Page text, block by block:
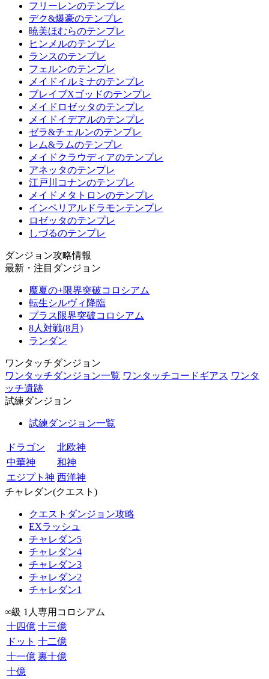
フリーレンのテンプレ
デク&爆豪のテンプレ
暁美ほむらのテンプレ
ヒンメルのテンプレ
ランスのテンプレ
フェルンのテンプレ
メイドイルミナのテンプレ
ブレイブXゴッドのテンプレ
メイドロゼッタのテンプレ
メイドイデアルのテンプレ
ゼラ&チェルンのテンプレ
レム&ラムのテンプレ
メイドクラウディアのテンプレ
アネッタのテンプレ
江戸川コナンのテンプレ
メイドメタトロンのテンプレ
インペリアルドラモンテンプレ
ロゼッタのテンプレ
しづるのテンプレ
ダンジョン攻略情報
最新・注目ダンジョン
魔夏の+限界突破コロシアム
転生シルヴィ降臨
プラス限界突破コロシアム
8人対戦(8月)
ランダン
ワンタッチダンジョン
ワンタッチダンジョン一覧 ワンタッチコードギアス ワンタ
ッチ遺跡
試練ダンジョン
試練ダンジョン一覧
ドラゴン
北欧神
中華神
和神
エジプト神 西洋神
チャレダン(クエスト)
クエストダンジョン攻略
EXラッシュ
チャレダン5
チャレダン4
チャレダン3
チャレダン2
チャレダン1
∞級 1人専用コロシアム
十四億 十三億
ドット 十二億
十一億 裏十億
十億